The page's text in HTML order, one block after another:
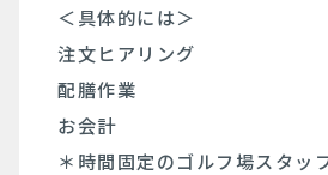
＜具体的には＞
注文ヒアリング
配膳作業
お会計
＊時間固定のゴルフ場スタッフ